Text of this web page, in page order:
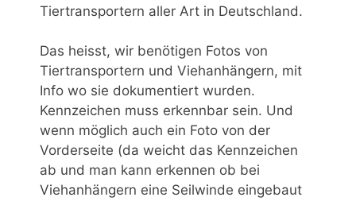
Tiertransportern aller Art in Deutschland.
Das heisst, wir benötigen Fotos von
Tiertransportern und Viehanhängern, mit
Info wo sie dokumentiert wurden.
Kennzeichen muss erkennbar sein. Und
wenn möglich auch ein Foto von der
Vorderseite (da weicht das Kennzeichen
ab und man kann erkennen ob bei
Viehanhängern eine Seilwinde eingebaut